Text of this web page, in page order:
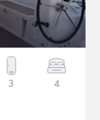
3 4